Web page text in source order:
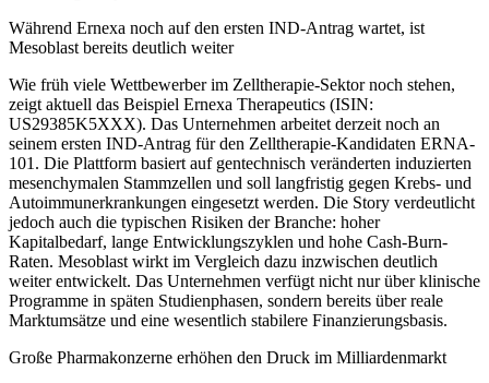
Während Ernexa noch auf den ersten IND-Antrag wartet, ist
Mesoblast bereits deutlich weiter
Wie früh viele Wettbewerber im Zelltherapie-Sektor noch stehen,
zeigt aktuell das Beispiel Ernexa Therapeutics (ISIN:
US29385K5XXX). Das Unternehmen arbeitet derzeit noch an
seinem ersten IND-Antrag für den Zelltherapie-Kandidaten ERNA-
101. Die Plattform basiert auf gentechnisch veränderten induzierten
mesenchymalen Stammzellen und soll langfristig gegen Krebs- und
Autoimmunerkrankungen eingesetzt werden. Die Story verdeutlicht
jedoch auch die typischen Risiken der Branche: hoher
Kapitalbedarf, lange Entwicklungszyklen und hohe Cash-Burn-
Raten. Mesoblast wirkt im Vergleich dazu inzwischen deutlich
weiter entwickelt. Das Unternehmen verfügt nicht nur über klinische
Programme in späten Studienphasen, sondern bereits über reale
Marktumsätze und eine wesentlich stabilere Finanzierungsbasis.
Große Pharmakonzerne erhöhen den Druck im Milliardenmarkt